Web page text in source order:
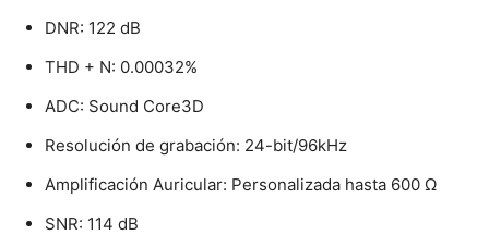
DNR: 122 dB
THD + N: 0.00032%
ADC: Sound Core3D
Resolución de grabación: 24-bit/96kHz
Amplificación Auricular: Personalizada hasta 600 Ω
SNR: 114 dB